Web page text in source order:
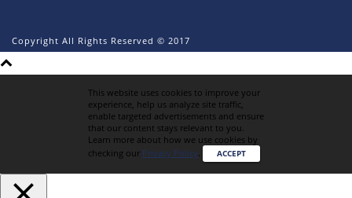
Copyright All Rights Reserved © 2017
This website uses cookies to improve your
experience, help us analyze site traffic,
enable targeted advertisements and ensure
that our content stays relevant to you.
Learn more about how we use cookies by
checking our Privacy Policy. ACCEPT